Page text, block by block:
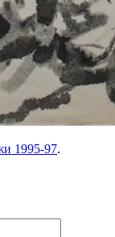
1995-97.